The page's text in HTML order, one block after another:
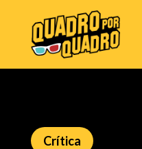
Crítica